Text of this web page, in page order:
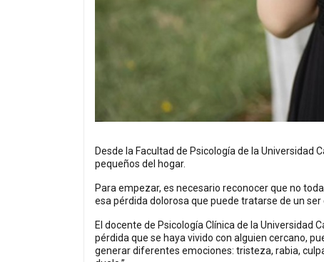
Desde la Facultad de Psicología de la
pequeños del hogar.
Para empezar, es necesario reconocer que no
esa pérdida dolorosa que puede tratarse de un
El docente de Psicología Clínica de la Universidad
pérdida que se haya vivido con alguien cercano,
generar diferentes emociones: tristeza, rabia,